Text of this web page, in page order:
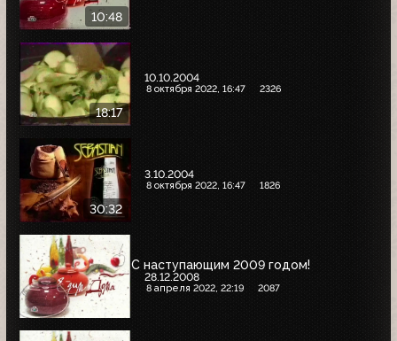
10:48
18:17
10.10.2004
8 октября 2022, 16:47 2326
30:32
3.10.2004
8 октября 2022, 16:47 1826
С наступающим 2009 годом!
28.12.2008
8 апреля 2022, 22:19 2087